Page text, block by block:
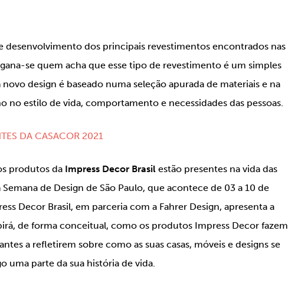
desenvolvimento dos principais revestimentos encontrados nas
se quem acha que esse tipo de revestimento é um simples
novo design é baseado numa seleção apurada de materiais e na
estilo de vida, comportamento e necessidades das pessoas.
DA CASACOR 2021
produtos da Impress Decor Brasil estão presentes na vida das
de Design de São Paulo, que acontece de 03 a 10 de
Decor Brasil, em parceria com a Fahrer Design, apresenta a
de forma conceitual, como os produtos Impress Decor fazem
a refletirem sobre como as suas casas, móveis e designs se
uma parte da sua história de vida.